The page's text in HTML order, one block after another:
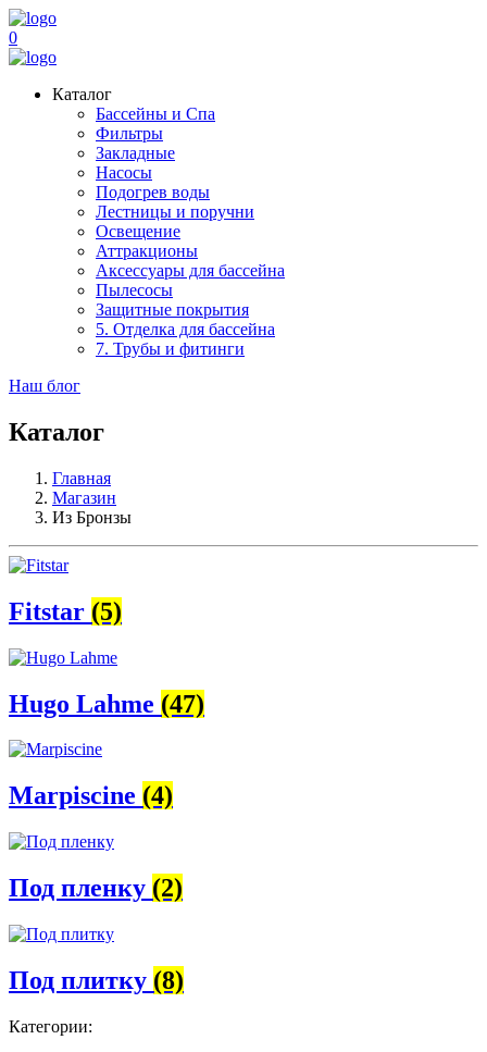
0
Каталог
Бассейны и Спа
Фильтры
Закладные
Насосы
Подогрев воды
Лестницы и поручни
Освещение
Аттракционы
Аксессуары для бассейна
Пылесосы
Защитные покрытия
5. Отделка для бассейна
7. Трубы и фитинги
Наш блог
Каталог
Главная
Магазин
Из Бронзы
Fitstar (5)
Hugo Lahme (47)
Marpiscine (4)
Под пленку (2)
Под плитку (8)
Категории: